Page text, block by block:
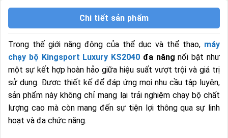
Chi tiết sản phẩm
Trong thế giới năng động của thể dục và thể thao, máy
chạy bộ Kingsport Luxury KS2040 đa năng nổi bật như
một sự kết hợp hoàn hảo giữa hiệu suất vượt trội và giá trị
sử dụng. Được thiết kế để đáp ứng mọi nhu cầu tập luyện,
sản phẩm này không chỉ mang lại trải nghiệm chạy bộ chất
lượng cao mà còn mang đến sự tiện lợi thông qua sự linh
hoạt và đa chức năng.